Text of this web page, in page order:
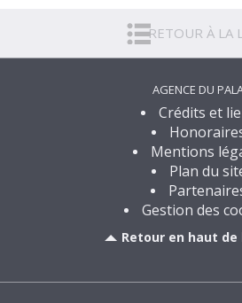
60 400€
RETOUR À LA
AGENCE DU
Crédits et
Mentions
Plan du
Gestion des
Retour en haut de